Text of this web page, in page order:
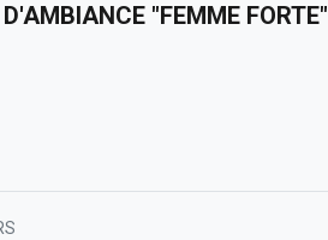
"FEMME FORTE"